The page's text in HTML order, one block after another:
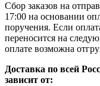
Сбор заказов на
17:00 на основании
поручения. Если
переносится на
оплате возможна
Доставка по всей
зависит от: